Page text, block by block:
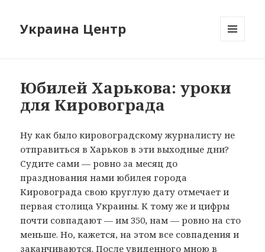
Украина Центр
Юбилей Харькова: уроки
для Кировограда
Ну как было кировоградскому журналисту не
отправиться в Харьков в эти выходные дни?
Судите сами — ровно за месяц до
празднования нами юбилея города
Кировограда свою круглую дату отмечает и
первая столица Украины. К тому же и цифры
почти совпадают — им 350, нам — ровно на сто
меньше. Но, кажется, на этом все совпадения и
заканчиваются. После увиденного мною в